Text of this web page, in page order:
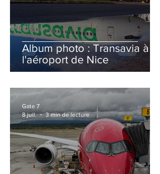
Album photo : Transavia à
l'aéroport de Nice
Gate 7
8 juil.
3 min de lecture